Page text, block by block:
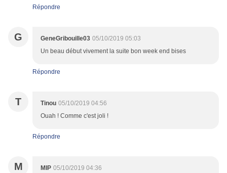
Répondre
G GeneGribouille03 05/10/2019 05:03
Un beau début vivement la suite bon week end bises
Répondre
T Tinou 05/10/2019 04:56
Ouah ! Comme c'est joli !
Répondre
M MIP 05/10/2019 04:36